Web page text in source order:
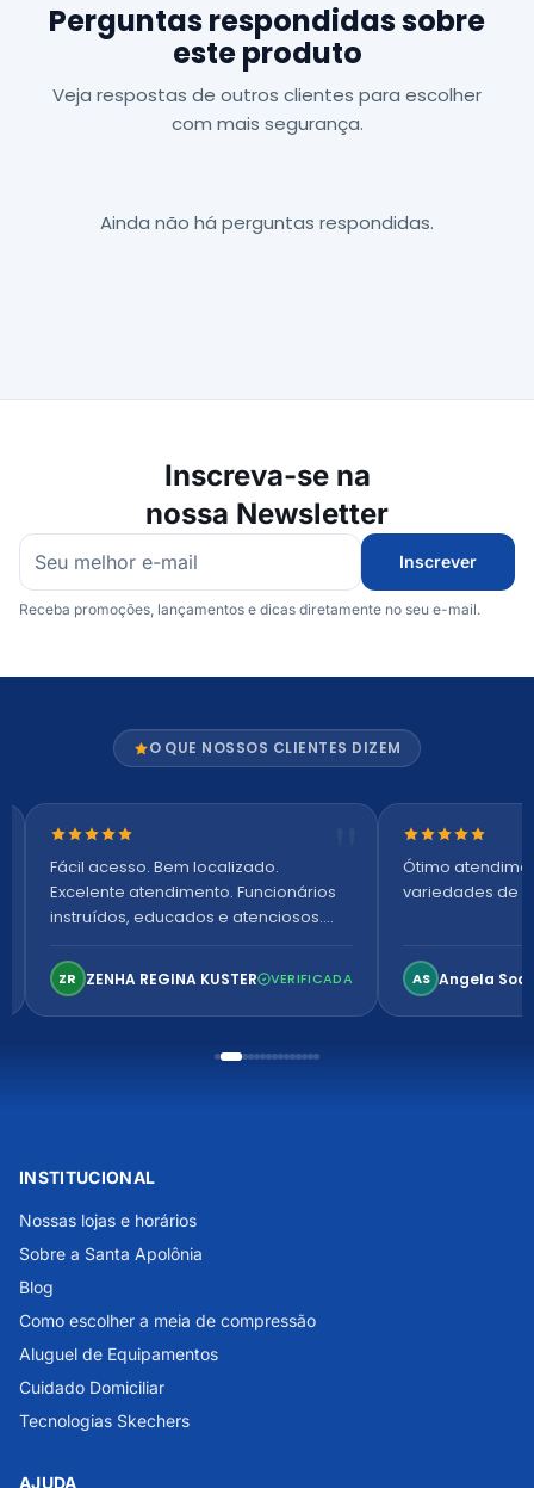
Perguntas respondidas sobre
este produto
Veja respostas de outros clientes para escolher
com mais segurança.
Ainda não há perguntas respondidas.
Inscreva-se na
nossa Newsletter
Inscrever
Receba promoções, lançamentos e dicas diretamente no seu e-mail.
O QUE NOSSOS CLIENTES DIZEM
Nota 5 de 5 estrelas
Fácil acesso. Bem localizado.
Excelente atendimento. Funcionários
instruídos, educados e atenciosos.
confortável. Perfeito!
ZR ZENHA REGINA KUSTER VERIFICADA
Nota 5 de 5
Ótimo
variedades de
AS Angela
INSTITUCIONAL
Nossas lojas e horários
Sobre a Santa Apolônia
Blog
Como escolher a meia de compressão
Aluguel de Equipamentos
Cuidado Domiciliar
Tecnologias Skechers
AJUDA